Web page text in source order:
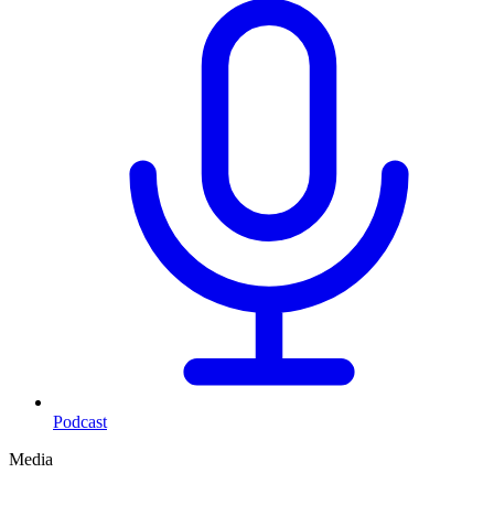
Podcast
Media